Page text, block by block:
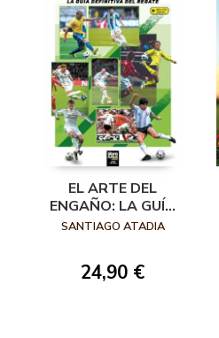
EL ARTE DEL
ENGAÑO: LA GUÍA
DEFINITIVA DEL
SANTIAGO ATADIA
24,90 €